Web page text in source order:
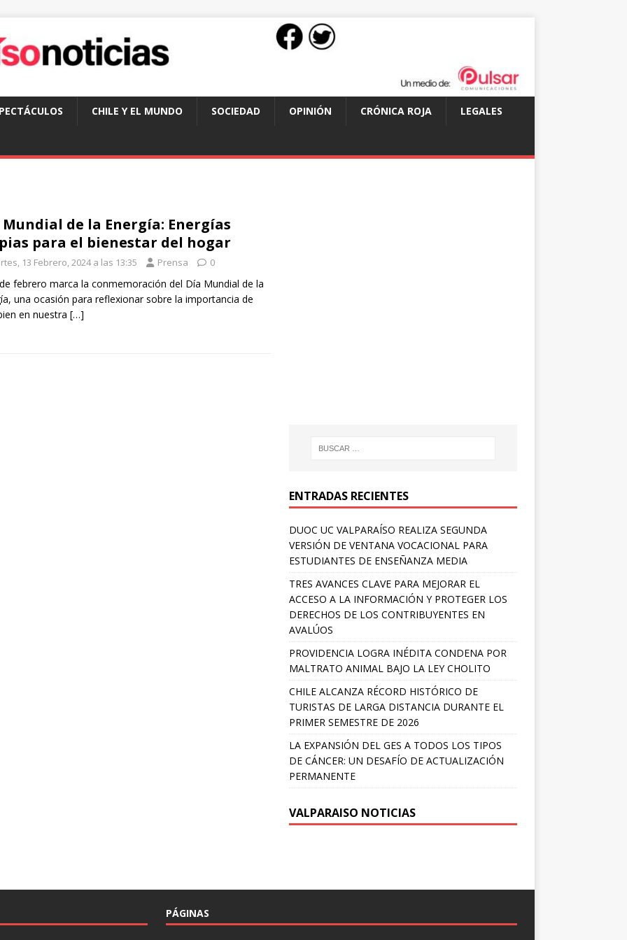
CHILE Y EL MUNDO SOCIEDAD OPINIÓN CRÓNICA ROJA LEGALES
de la Energía: Energías
para el bienestar del hogar
13 Febrero, 2024 a las 13:35 Prensa 0
febrero marca la conmemoración del Día Mundial de la
una ocasión para reflexionar sobre la importancia de
en nuestra […]
ENTRADAS RECIENTES
DUOC UC VALPARAÍSO REALIZA SEGUNDA
VERSIÓN DE VENTANA VOCACIONAL PARA
ESTUDIANTES DE ENSEÑANZA MEDIA
TRES AVANCES CLAVE PARA MEJORAR EL
ACCESO A LA INFORMACIÓN Y PROTEGER LOS
DERECHOS DE LOS CONTRIBUYENTES EN
AVALÚOS
PROVIDENCIA LOGRA INÉDITA CONDENA POR
MALTRATO ANIMAL BAJO LA LEY CHOLITO
CHILE ALCANZA RÉCORD HISTÓRICO DE
TURISTAS DE LARGA DISTANCIA DURANTE EL
PRIMER SEMESTRE DE 2026
LA EXPANSIÓN DEL GES A TODOS LOS TIPOS
DE CÁNCER: UN DESAFÍO DE ACTUALIZACIÓN
PERMANENTE
VALPARAISO NOTICIAS
PÁGINAS